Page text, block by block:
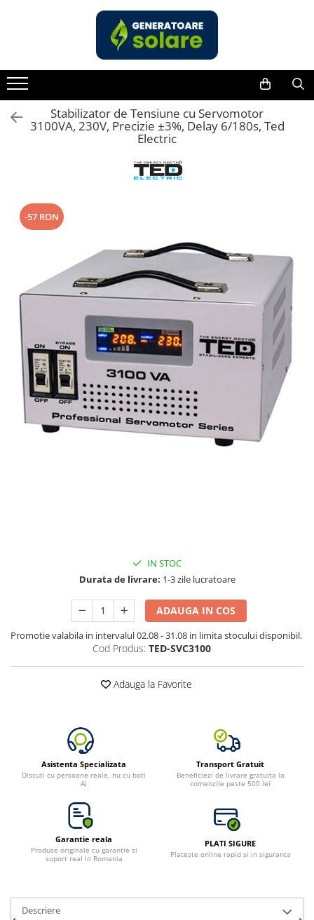
Acasa
Statii de Alimentare Portabile
Cauta dupa capacitate
Pana in 1000W
Cauta dupa marca
Bluetti
Jackery
Pecron
Oscal
Xtorm
Vezi toate statiile
Accesorii Statii de Alimentare
Kituri Generatoare Solare
Cauta dupa capacitate
Pana in 1000W
Toate generatoarele
Oscal
Toate panourile portabile
Kituri solare pentru balcon
Frigidere Portabile
Incarcatoare solare MPPT
Stabilizator de Tensiune cu Servomotor
3100VA, 230V, Precizie ±3%, Delay 6/180s, Ted
Electric
-57 RON
IN STOC
Durata de livrare: 1-3 zile lucratoare
ADAUGA IN COS
Promotie valabila in intervalul 02.08 - 31.08 in limita stocului disponibil.
Cod Produs: TED-SVC3100
Adauga la Favorite
Asistenta Specializata
Discuti cu persoane reale, nu cu boti
AI
Transport Gratuit
Beneficiezi de livrare gratuita la
comenzile peste 500 lei
Garantie reala
Produse originale cu garantie si
suport real in Romania
PLATI SIGURE
Plateste online rapid si in siguranta
Descriere